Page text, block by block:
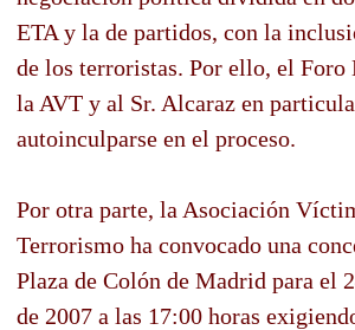
ETA y la de partidos, con la
de los terroristas. Por ello, el Foro
la AVT y al Sr. Alcaraz en
autoinculparse en el proceso.
Por otra parte, la Asociación
Terrorismo ha convocado una
Plaza de Colón de Madrid para el
de 2007 a las 17:00 horas